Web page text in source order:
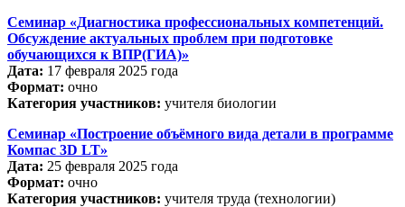
Семинар «Диагностика профессиональных компетенций.
Обсуждение актуальных проблем при подготовке
обучающихся к ВПР(ГИА)»
Дата: 17 февраля 2025 года
Формат: очно
Категория участников: учителя биологии
Семинар «Построение объёмного вида детали в программе
Компас 3D LT»
Дата: 25 февраля 2025 года
Формат: очно
Категория участников: учителя труда (технологии)